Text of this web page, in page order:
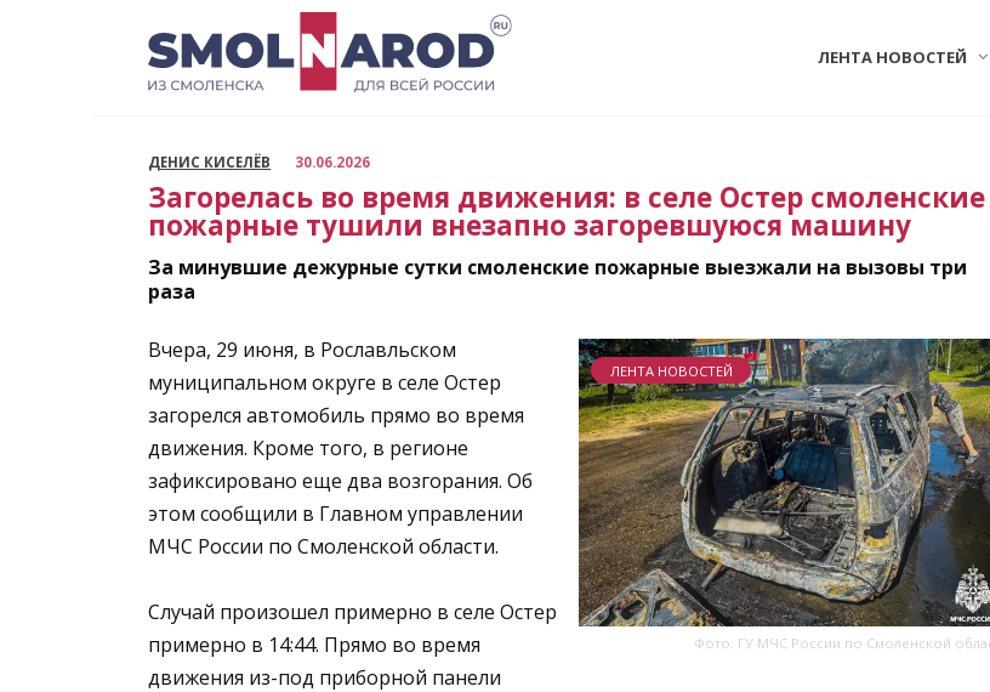
ЛЕНТА НОВОСТЕЙ
ДЕНИС КИСЕЛЁВ 30.06.2026
Загорелась во время движения: в селе Остер смоленские
пожарные тушили внезапно загоревшуюся машину
За минувшие дежурные сутки смоленские пожарные выезжали на вызовы три
раза
Фото: ГУ МЧС России по Смоленской
ЛЕНТА НОВОСТЕЙ
Вчера, 29 июня, в Рославльском
муниципальном округе в селе Остер
загорелся автомобиль прямо во время
движения. Кроме того, в регионе
зафиксировано еще два возгорания. Об
этом сообщили в Главном управлении
МЧС России по Смоленской области.
Случай произошел примерно в селе Остер
примерно в 14:44. Прямо во время
движения из-под приборной панели